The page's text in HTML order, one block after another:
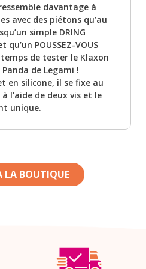
davantage à
avec des piétons qu’au
simple DRING
POUSSEZ-VOUS
de tester le Klaxon
de Legami !
en silicone, il se fixe au
l’aide de deux vis et le
unique.
LA BOUTIQUE